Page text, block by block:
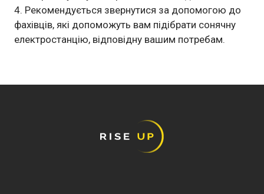
Рекомендується звернутися за допомогою до
фахівців, які допоможуть вам підібрати сонячну
електростанцію, відповідну вашим потребам.